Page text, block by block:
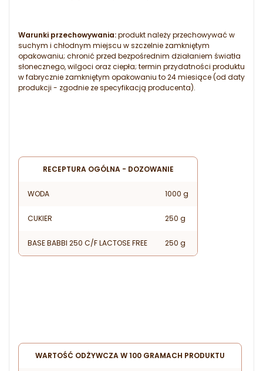
Warunki przechowywania:produkt należy przechowywać w
suchym i chłodnym miejscu w szczelnie zamkniętym
opakowaniu; chronić przed bezpośrednim działaniem światła
słonecznego, wilgoci oraz ciepła; termin przydatności produktu
w fabrycznie zamkniętym opakowaniu to 24 miesiące (od daty
produkcji - zgodnie ze specyfikacją producenta).
RECEPTURA OGÓLNA - DOZOWANIE
WODA 1000 g
CUKIER 250 g
BASE BABBI 250 C/F LACTOSE FREE 250 g
WARTOŚĆ ODŻYWCZA W 100 GRAMACH PRODUKTU